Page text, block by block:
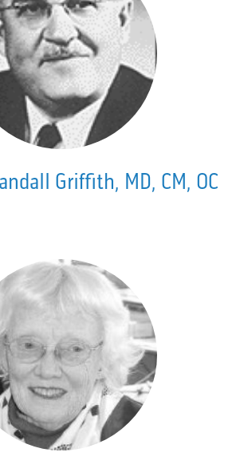
Griffith, MD, CM, OC